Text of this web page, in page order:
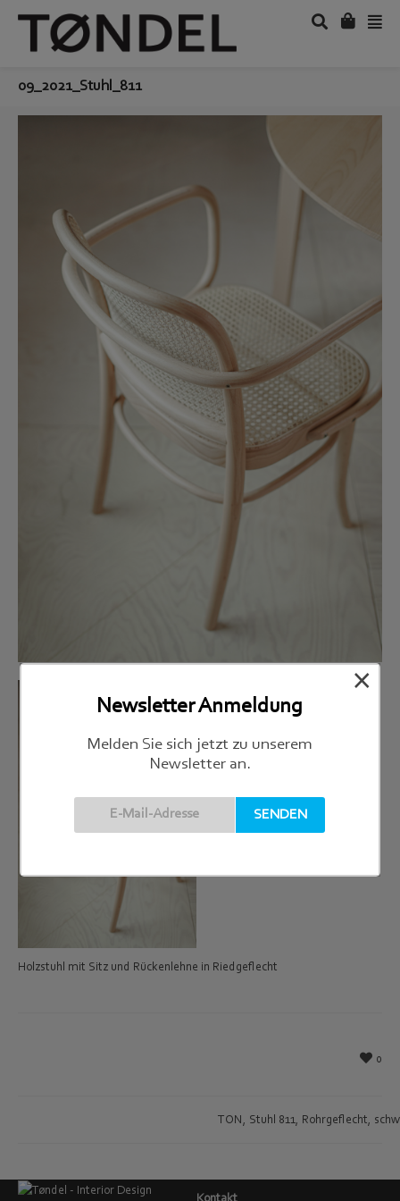
09_2021_Stuhl_811
Holzstuhl mit Sitz und Rückenlehne in Riedgeflecht
0
TON, Stuhl 811, Rohrgeflecht,
Kontakt
Newsletter Anmeldung
Melden Sie sich jetzt zu unserem
Newsletter an.
×